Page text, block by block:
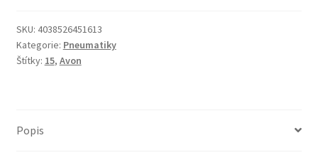
76H
COBRA
CHROME
SKU: 4038526451613
Kategorie: Pneumatiky
Štítky: 15, Avon
Popis